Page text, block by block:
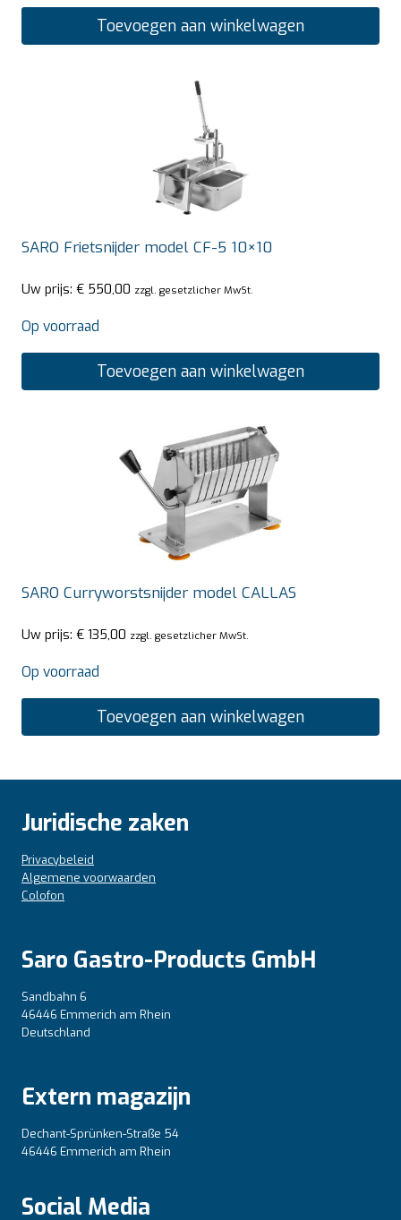
Toevoegen aan winkelwagen
SARO Frietsnijder model CF-5 10×10
Uw prijs: € 550,00 zzgl. gesetzlicher MwSt.
Op voorraad
Toevoegen aan winkelwagen
SARO Curryworstsnijder model CALLAS
Uw prijs: € 135,00 zzgl. gesetzlicher MwSt.
Op voorraad
Toevoegen aan winkelwagen
Juridische zaken
Privacybeleid
Algemene voorwaarden
Colofon
Saro Gastro-Products GmbH
Sandbahn 6
46446 Emmerich am Rhein
Deutschland
Extern magazijn
Dechant-Sprünken-Straße 54
46446 Emmerich am Rhein
Social Media